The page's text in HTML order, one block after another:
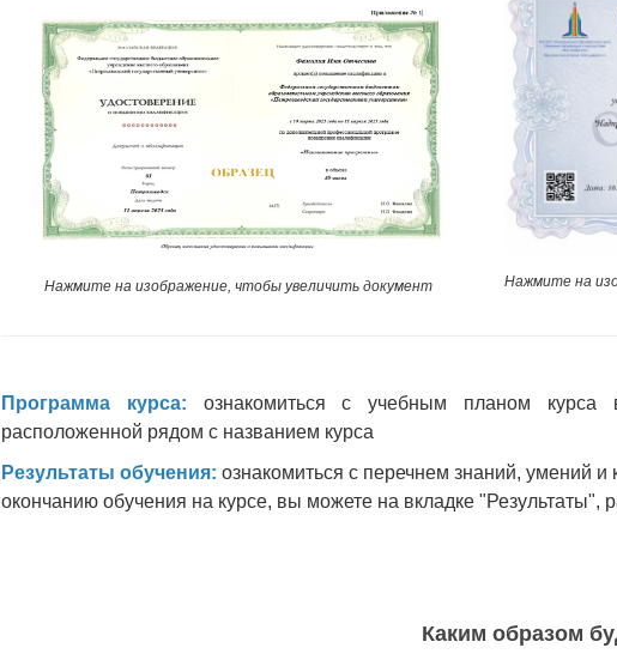
Нажмите на изображение, чтобы увеличить документ Нажмите на
Программа курса: ознакомиться с учебным планом
расположенной рядом с названием курса
Результаты обучения: ознакомиться с перечнем знаний, умений
окончанию обучения на курсе, вы можете на вкладке "Результаты",
Каким образом